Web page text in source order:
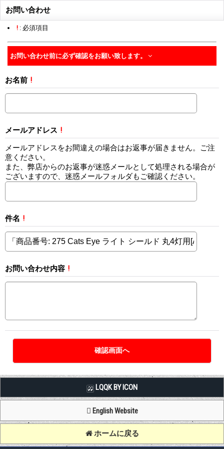
お問い合わせ
! : 必須項目
お問い合わせ前に必ず確認をお願い致します。
お名前 !
メールアドレス !
メールアドレスをお間違えの場合はお返事が届きません。ご注
意ください。
また、弊店からのお返事が迷惑メールとして処理される場合が
ございますので、迷惑メールフォルダもご確認ください。
件名 !
お問い合わせ内容 !
LQQK BY ICON
English Website
ホームに戻る